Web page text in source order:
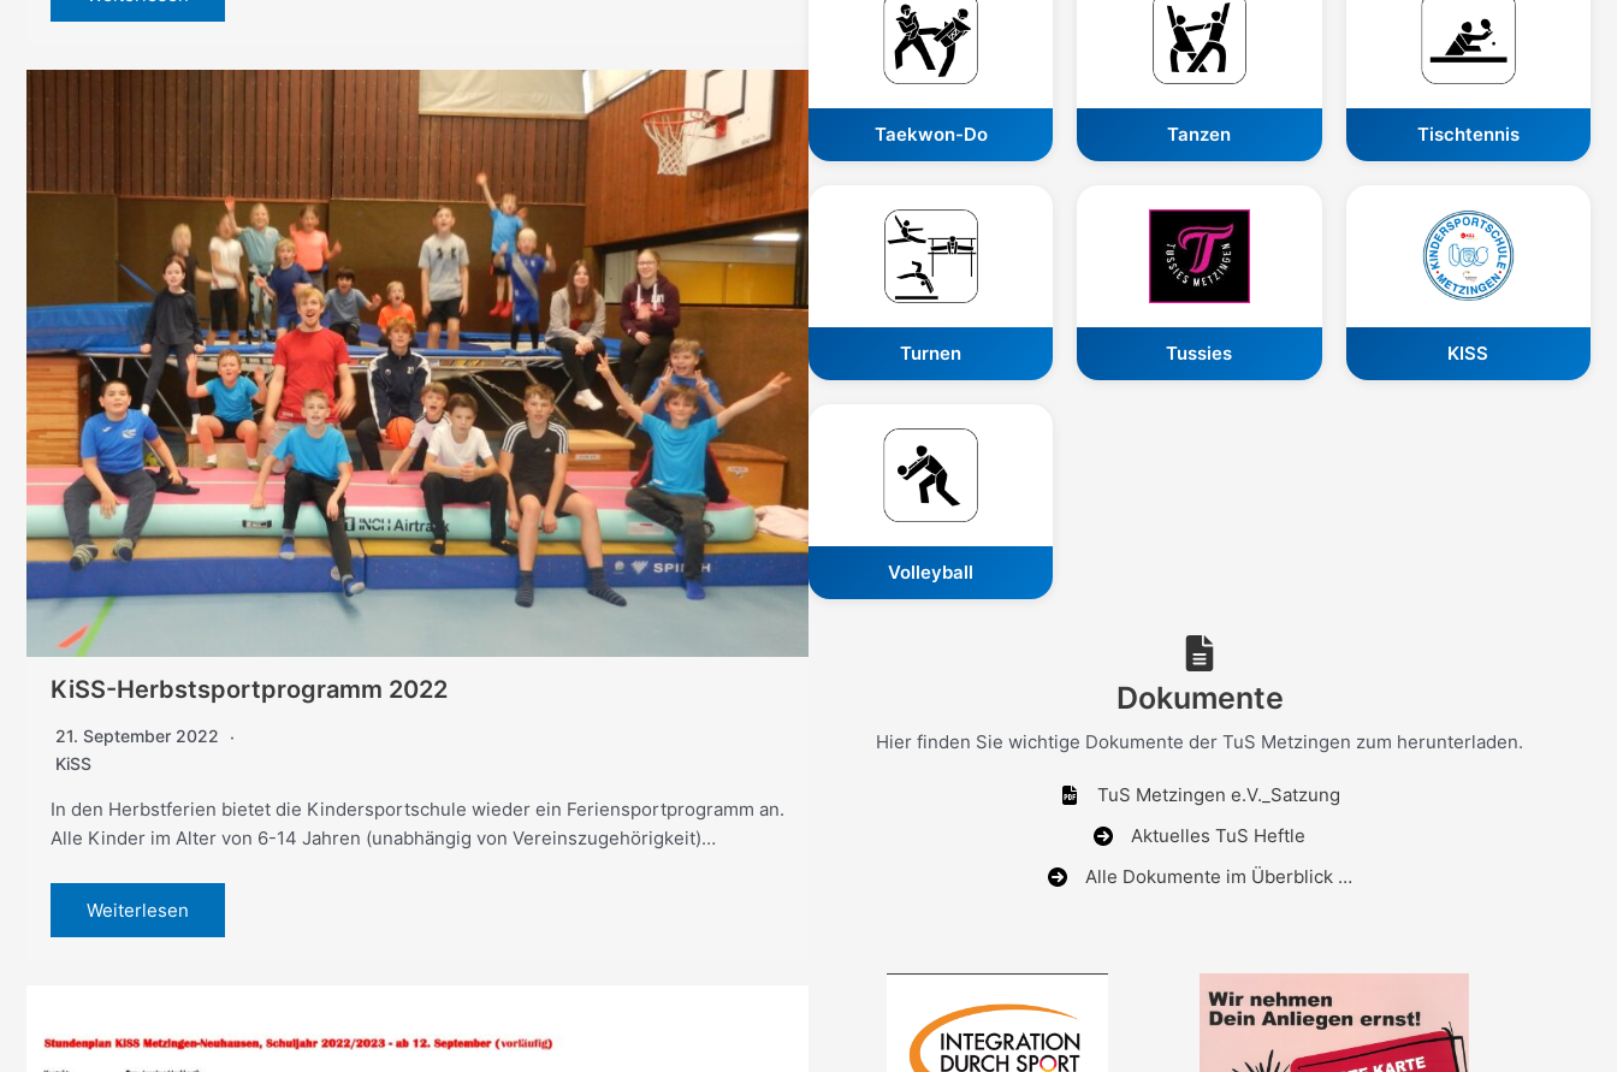
KiSS-Herbstsportprogramm 2022
21. September 2022
KiSS
In den Herbstferien bietet die Kindersportschule wieder ein Feriensportprogramm an.
Alle Kinder im Alter von 6-14 Jahren (unabhängig von Vereinszugehörigkeit)…
Weiterlesen
Taekwon-Do Tanzen Tischtennis
Turnen Tussies KISS
Volleyball
Dokumente
Hier finden Sie wichtige Dokumente der TuS Metzingen zum herunterladen.
TuS Metzingen e.V._Satzung
Aktuelles TuS Heftle
Alle Dokumente im Überblick …